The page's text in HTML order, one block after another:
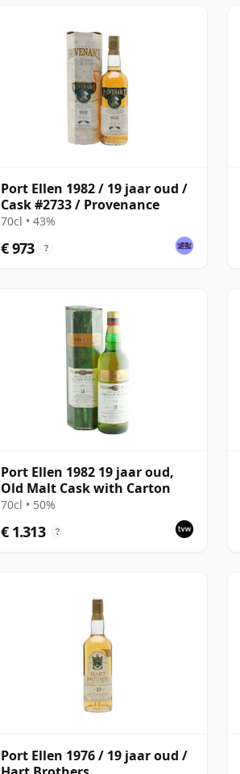
Port Ellen 1982 / 19 jaar oud /
Cask #2733 / Provenance
70cl • 43%
€ 973 ?
Port Ellen 1982 19 jaar oud,
Old Malt Cask with Carton
70cl • 50%
€ 1.313 ?
Port Ellen 1976 / 19 jaar oud /